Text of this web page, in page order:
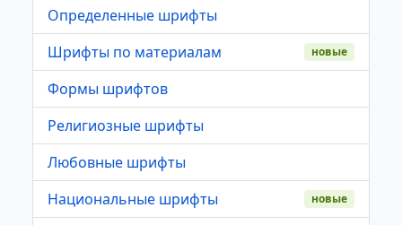
Определенные шрифты
Шрифты по материалам
новые
Формы шрифтов
Религиозные шрифты
Любовные шрифты
Национальные шрифты
новые